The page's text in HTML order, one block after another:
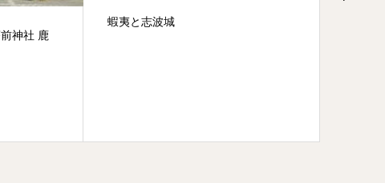
神社 鹿
蝦夷と志波城